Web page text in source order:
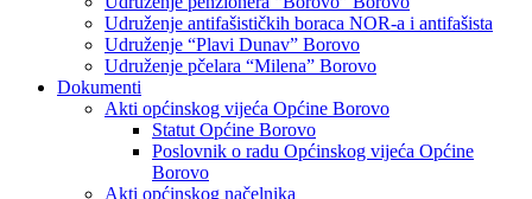
Udruženje antifašističkih boraca NOR-a i antifašista
Udruženje “Plavi Dunav” Borovo
Udruženje pčelara “Milena” Borovo
Dokumenti
Akti općinskog vijeća Općine Borovo
Statut Općine Borovo
Poslovnik o radu Općinskog vijeća Općine
Borovo
Akti općinskog načelnika